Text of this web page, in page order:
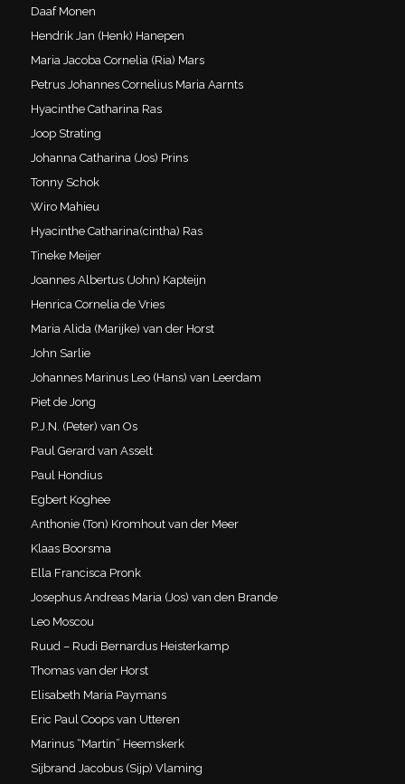
Daaf Monen
Hendrik Jan (Henk) Hanepen
Maria Jacoba Cornelia (Ria) Mars
Petrus Johannes Cornelius Maria Aarnts
Hyacinthe Catharina Ras
Joop Strating
Johanna Catharina (Jos) Prins
Tonny Schok
Wiro Mahieu
Hyacinthe Catharina(cintha) Ras
Tineke Meijer
Joannes Albertus (John) Kapteijn
Henrica Cornelia de Vries
Maria Alida (Marijke) van der Horst
John Sarlie
Johannes Marinus Leo (Hans) van Leerdam
Piet de Jong
P.J.N. (Peter) van Os
Paul Gerard van Asselt
Paul Hondius
Egbert Koghee
Anthonie (Ton) Kromhout van der Meer
Klaas Boorsma
Ella Francisca Pronk
Josephus Andreas Maria (Jos) van den Brande
Leo Moscou
Ruud – Rudi Bernardus Heisterkamp
Thomas van der Horst
Elisabeth Maria Paymans
Eric Paul Coops van Utteren
Marinus “Martin” Heemskerk
Sijbrand Jacobus (Sijp) Vlaming